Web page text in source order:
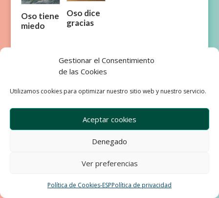
Gestionar el Consentimiento
de las Cookies
Utilizamos cookies para optimizar nuestro sitio web y nuestro servicio.
Aceptar cookies
Denegado
Ver preferencias
Política de Cookies-ESPPolítica de privacidad
Oso tiene
miedo
Oso dice
gracias
Condiciones de Venta
Política de privacidad
Política de Cookies
Development & Design by Ixole